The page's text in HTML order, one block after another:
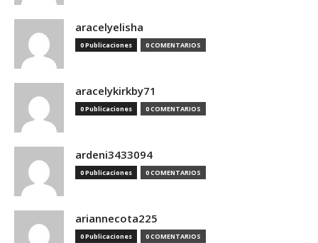
aracelyelisha
0 Publicaciones 0 COMENTARIOS
aracelykirkby71
0 Publicaciones 0 COMENTARIOS
ardeni3433094
0 Publicaciones 0 COMENTARIOS
ariannecota225
0 Publicaciones 0 COMENTARIOS